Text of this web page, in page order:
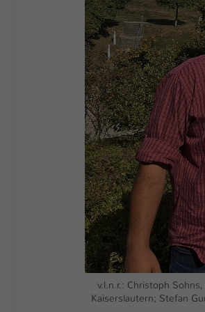
v.l.n.r.: Christoph
Kaiserslautern; Stefan